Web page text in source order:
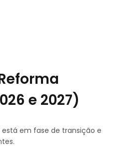
e 2027)
está em fase de transição e